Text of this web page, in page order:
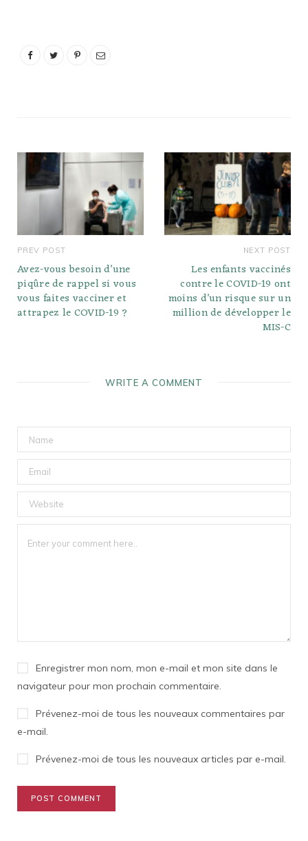
PREV POST
Avez-vous besoin d’une
piqûre de rappel si vous
vous faites vacciner et
attrapez le COVID-19 ?
NEXT POST
Les enfants vaccinés
contre le COVID-19 ont
moins d’un risque sur un
million de développer le
MIS-C
WRITE A COMMENT
Enregistrer mon nom, mon e-mail et mon site dans le
navigateur pour mon prochain commentaire.
Prévenez-moi de tous les nouveaux commentaires par
e-mail.
Prévenez-moi de tous les nouveaux articles par e-mail.